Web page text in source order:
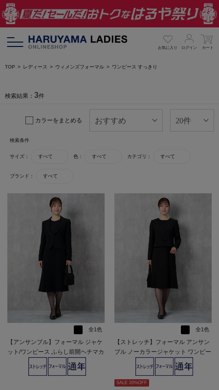
お気に入り ログイン カート
TOP レディース ウィメンズフォーマル ワンピース すっきり
検索結果： 3件
カラーをまとめる
検索条件
サイズ： すべて 色： すべて カテゴリ： すべて
ブランド： すべて
全1色
【アンサンブル】フォーマル ジャケ
ット/ワンピース ふらし前開ヘチマカ
ラー 無地 STOVEL＆MASON WHITE
通年 礼服【レディース】
全1色
【ストレッチ】フォーマル アンサン
ブル ノーカラージャケット ワンピー
ス YUMI KATSURA En Form 通年 礼
SALE 20%OFF